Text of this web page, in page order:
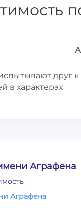
друг
в характерах
Аграфена
Аграфена